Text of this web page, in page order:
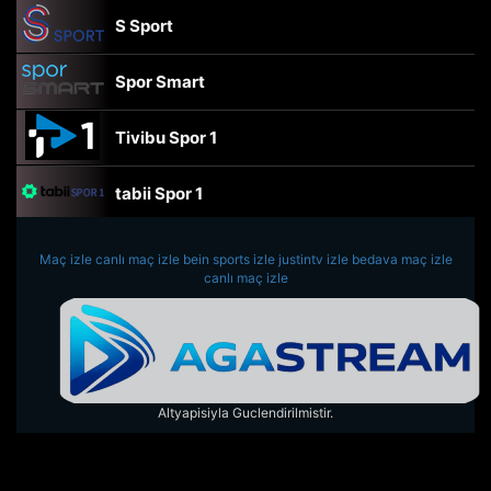
S Sport
Spor Smart
Tivibu Spor 1
tabii Spor 1
TRT Spor
beIN Sports Haber
tabii Spor
A Spor
Maç izle canlı maç izle bein sports izle justintv izle bedava maç izle
canlı maç izle
Altyapisiyla Guclendirilmistir.